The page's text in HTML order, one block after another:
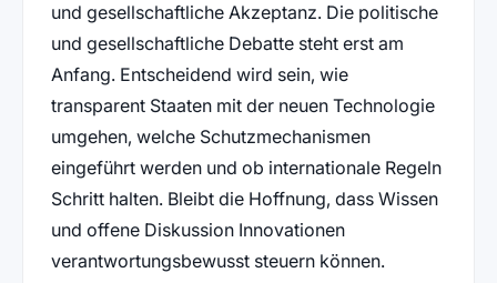
und gesellschaftliche Akzeptanz. Die politische
und gesellschaftliche Debatte steht erst am
Anfang. Entscheidend wird sein, wie
transparent Staaten mit der neuen Technologie
umgehen, welche Schutzmechanismen
eingeführt werden und ob internationale Regeln
Schritt halten. Bleibt die Hoffnung, dass Wissen
und offene Diskussion Innovationen
verantwortungsbewusst steuern können.